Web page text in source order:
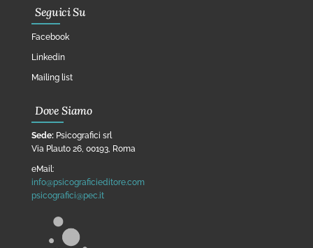
Seguici Su
Facebook
Linkedin
Mailing list
Dove Siamo
Sede: Psicografici srl
Via Plauto 26, 00193, Roma
eMail:
info@psicograficieditore.com
psicografici@pec.it